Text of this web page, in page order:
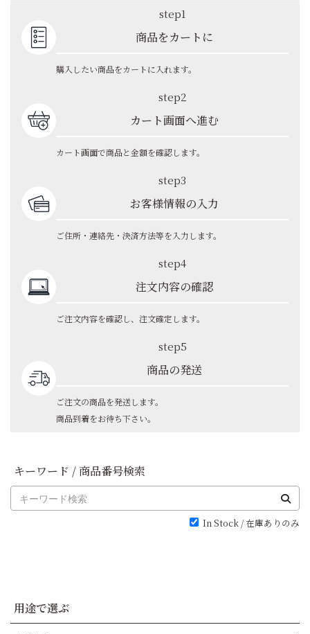
step1
商品をカートに
購入したい商品をカートに入れます。
step2
カート画面へ進む
カート画面で商品と金額を確認します。
step3
お客様情報の入力
ご住所・連絡先・決済方法等を入力します。
step4
注文内容の確認
ご注文内容を確認し、注文確定します。
step5
商品の発送
ご注文の商品を発送します。
商品到着をお待ち下さい。
キーワード / 商品番号検索
In Stock / 在庫ありのみ
用途で選ぶ